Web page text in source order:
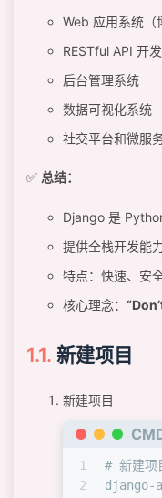
Web 应用系统（
RESTful API 开发
后台管理系统
数据可视化系统
社交平台和微服
✅ 总结：
Django 是
提供全栈开发能
特点：快速、安
核心理念：
新建项目
新建项目
1
2
# 新建项
django-